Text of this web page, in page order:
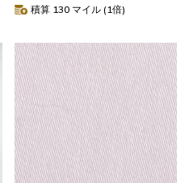
積算 130 マイル (1倍)